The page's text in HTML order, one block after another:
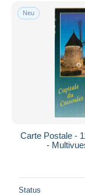
Kostenloser
Visa
Gesamte Auswahl
Wohnsitz des
Neu
Carte Postale -
-
Status